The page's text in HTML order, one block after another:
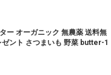
ー オーガニック 無農薬 送料無
ゼント さつまいも 野菜 butter-1